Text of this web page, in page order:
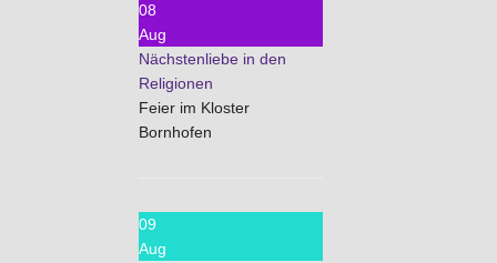
08
Aug
Nächstenliebe in den
Religionen
Feier im Kloster
Bornhofen
09
Aug